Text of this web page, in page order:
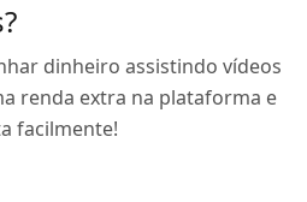
dinheiro assistindo vídeos
renda extra na plataforma e
facilmente!